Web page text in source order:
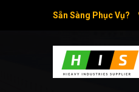
Sẵn Sàng Phục Vụ?